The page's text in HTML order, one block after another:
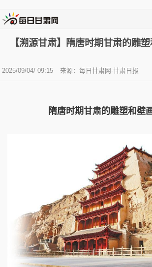
【溯源甘肃】隋唐时期甘肃的雕
2025/09/04/ 09:15 来源：每日甘肃网-甘肃日报
隋唐时期甘肃的雕塑和壁